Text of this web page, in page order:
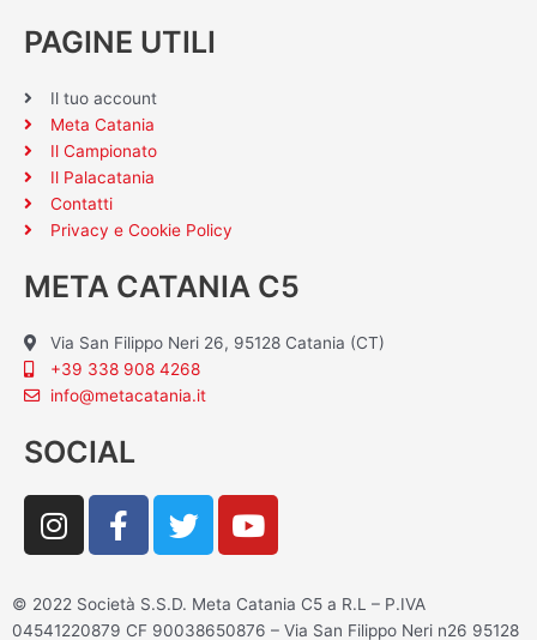
PAGINE UTILI
Il tuo account
Meta Catania
Il Campionato
Il Palacatania
Contatti
Privacy e Cookie Policy
META CATANIA C5
Via San Filippo Neri 26, 95128 Catania (CT)
+39 338 908 4268
info@metacatania.it
SOCIAL
I
n
t
a
F
a
e
b
T
w
t
t
Y
o
t
u
© 2022 Società S.S.D. Meta Catania C5 a R.L – P.IVA
04541220879 CF 90038650876 – Via San Filippo Neri n26 95128